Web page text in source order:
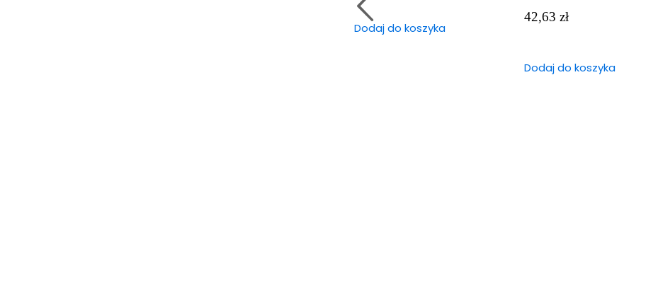
Dodaj do koszyka
42,63zł
Dodaj do koszyka